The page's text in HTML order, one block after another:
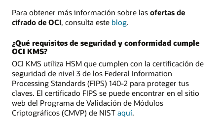
Para obtener más información sobre las ofertas de
cifrado de OCI, consulta este blog.
¿Qué requisitos de seguridad y conformidad cumple
OCI KMS?
OCI KMS utiliza HSM que cumplen con la certificación de
seguridad de nivel 3 de los Federal Information
Processing Standards (FIPS) 140-2 para proteger tus
claves. El certificado FIPS se puede encontrar en el sitio
web del Programa de Validación de Módulos
Criptográficos (CMVP) de NIST aquí.